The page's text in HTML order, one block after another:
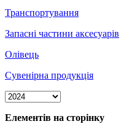
Транспортування
Запасні частини аксесуарів
Олівець
Сувенірна продукція
Елементів на сторінку